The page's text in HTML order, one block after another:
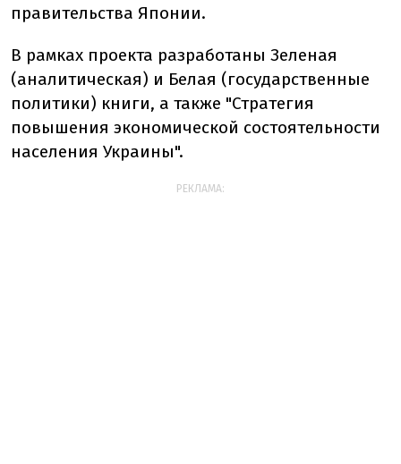
правительства Японии.
В рамках проекта разработаны Зеленая
(аналитическая) и Белая (государственные
политики) книги, а также "Стратегия
повышения экономической состоятельности
населения Украины".
РЕКЛАМА: